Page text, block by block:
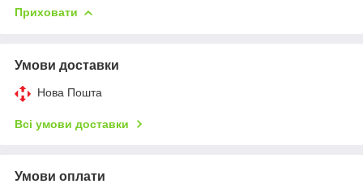
Приховати
Умови доставки
Нова Пошта
Всі умови доставки
Умови оплати